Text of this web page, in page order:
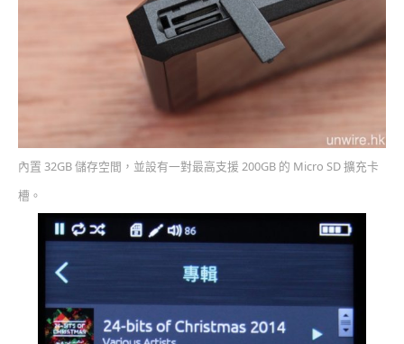
內置 32GB 儲存空間，並設有一對最高支援 200GB 的 Micro SD 擴充卡
槽。